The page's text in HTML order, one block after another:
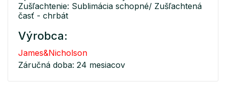
Zušľachtenie: Sublimácia schopné/ Zušľachtená
časť - chrbát
Výrobca:
James&Nicholson
Záručná doba: 24 mesiacov